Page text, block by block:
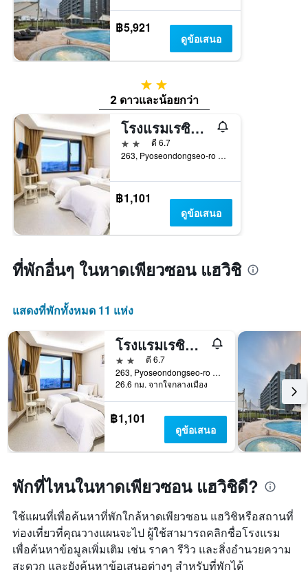
฿5,921
ดูข้อเสนอ
2 ดาว
2 ดาวและน้อยกว่า
โรงแรมเรซิออน ทัวริสต์
2 ดาว
ดี 6.7
263, Pyoseondongseo-ro Pyoseon-Myeon, ซอกวิโพ, เกาหลีใต้
฿1,101
ดูข้อเสนอ
ที่พักอื่นๆ ในหาดเพียวซอน แฮวิชิ
แสดงที่พักทั้งหมด 11 แห่ง
โรงแรมเรซิออน ทัวริสต์
2 ดาว
ดี 6.7
263, Pyoseondongseo-ro Pyoseon-Myeon, ซอกวิโพ, เกาหลีใต้
26.6 กม. จากใจกลางเมือง
฿1,101
ดูข้อเสนอ
พักที่ไหนในหาดเพียวซอน แฮวิชิดี?
ใช้แผนที่เพื่อค้นหาที่พักใกล้หาดเพียวซอน แฮวิชิหรือสถานที่
ท่องเที่ยวที่คุณวางแผนจะไป ผู้ใช้สามารถคลิกชื่อโรงแรม
เพื่อค้นหาข้อมูลเพิ่มเติม เช่น ราคา รีวิว และสิ่งอำนวยความ
สะดวก และยังค้นหาข้อเสนอต่างๆ สำหรับที่พักได้